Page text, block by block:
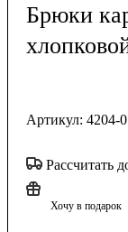
Брюки
Артикул: 4204-
Рассчитать
Хочу в подарок